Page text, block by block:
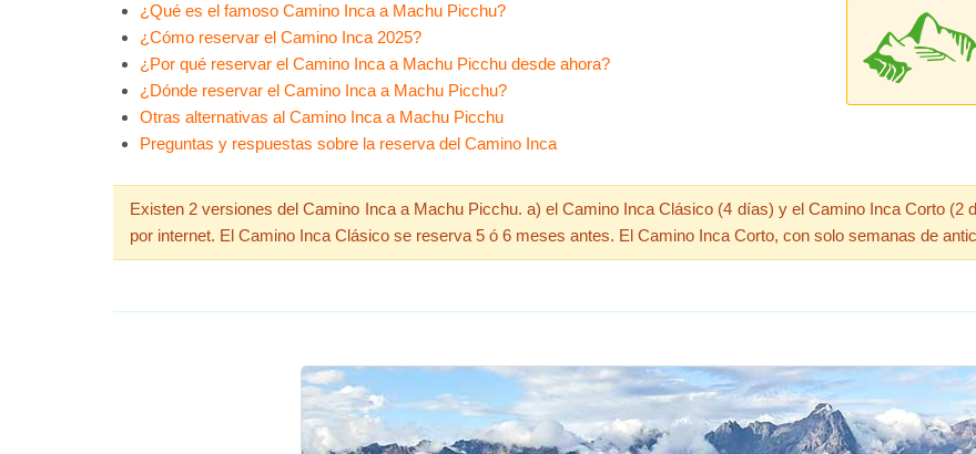
¿Qué es el famoso Camino Inca a Machu Picchu?
¿Cómo reservar el Camino Inca 2025?
¿Por qué reservar el Camino Inca a Machu Picchu desde ahora?
¿Dónde reservar el Camino Inca a Machu Picchu?
Otras alternativas al Camino Inca a Machu Picchu
Preguntas y respuestas sobre la reserva del Camino Inca
Existen 2 versiones del Camino Inca a Machu Picchu. a) el Camino Inca Clásico (4 días) y el Camino Inca Corto
por internet. El Camino Inca Clásico se reserva 5 ó 6 meses antes. El Camino Inca Corto, con solo semanas de